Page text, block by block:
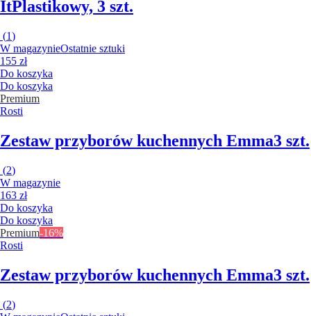
ItPlastikowy, 3 szt.
(1)
W magazynieOstatnie sztuki
155 zł
Do koszyka
Do koszyka
Premium
Rosti
Zestaw przyborów kuchennych Emma3 szt.
(2)
W magazynie
163 zł
Do koszyka
Do koszyka
Premium-16%
Rosti
Zestaw przyborów kuchennych Emma3 szt.
(2)